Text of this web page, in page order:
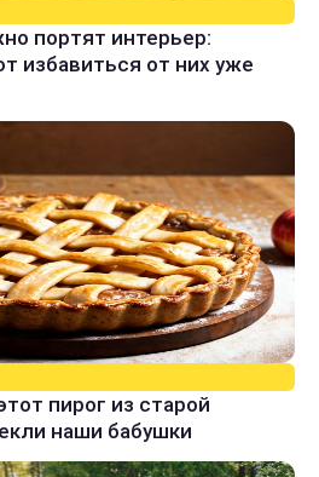
портят интерьер:
избавиться от них уже
пирог из старой
наши бабушки